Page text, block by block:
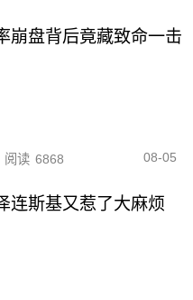
崩盘背后竟藏致命一击
阅读 6868 08-05
连斯基又惹了大麻烦